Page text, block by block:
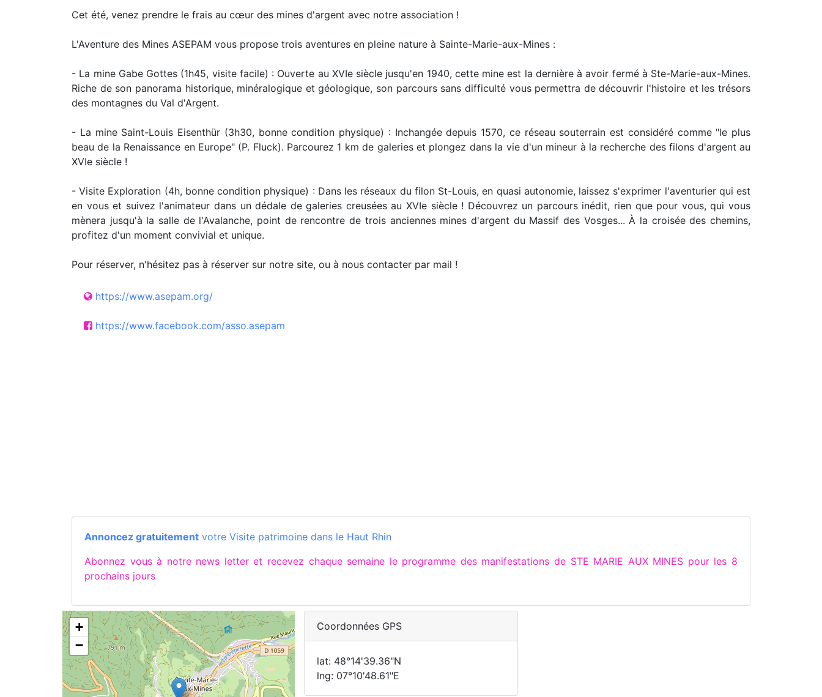
Cet été, venez prendre le frais au cœur des mines d'argent avec notre association !
L'Aventure des Mines ASEPAM vous propose trois aventures en pleine nature à Sainte-Marie-aux-Mines :
- La mine Gabe Gottes (1h45, visite facile) : Ouverte au XVIe siècle jusqu'en 1940, cette mine est la dernière à avoir fermé à Ste-Marie-aux-Mines.
Riche de son panorama historique, minéralogique et géologique, son parcours sans difficulté vous permettra de découvrir l'histoire et les trésors
des montagnes du Val d'Argent.
- La mine Saint-Louis Eisenthür (3h30, bonne condition physique) : Inchangée depuis 1570, ce réseau souterrain est considéré comme "le plus
beau de la Renaissance en Europe" (P. Fluck). Parcourez 1 km de galeries et plongez dans la vie d'un mineur à la recherche des filons d'argent au
XVIe siècle !
- Visite Exploration (4h, bonne condition physique) : Dans les réseaux du filon St-Louis, en quasi autonomie, laissez s'exprimer l'aventurier qui est
en vous et suivez l'animateur dans un dédale de galeries creusées au XVIe siècle ! Découvrez un parcours inédit, rien que pour vous, qui vous
mènera jusqu'à la salle de l'Avalanche, point de rencontre de trois anciennes mines d'argent du Massif des Vosges... À la croisée des chemins,
profitez d'un moment convivial et unique.
Pour réserver, n'hésitez pas à réserver sur notre site, ou à nous contacter par mail !
https://www.asepam.org/
https://www.facebook.com/asso.asepam
Annoncez gratuitement votre Visite patrimoine dans le Haut Rhin
Abonnez vous à notre news letter et recevez chaque semaine le programme des manifestations de STE MARIE AUX MINES pour les 8
prochains jours
+
−
Coordonnées GPS
lat: 48°14'39.36"N
lng: 07°10'48.61"E